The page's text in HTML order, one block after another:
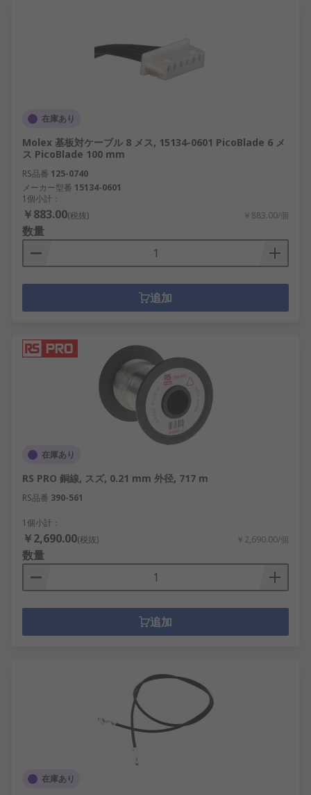
在庫あり
Molex 基板対ケーブル 8 メス, 15134-0601 PicoBlade 6 メ
ス PicoBlade 100 mm
RS品番 125-0740
メーカー型番 15134-0601
1個小計：
￥883.00(税抜) ￥883.00/個
数量
追加
在庫あり
RS PRO 銅線, スズ, 0.21 mm 外径, 717 m
RS品番 390-561
1個小計：
￥2,690.00(税抜) ￥2,690.00/個
数量
追加
在庫あり